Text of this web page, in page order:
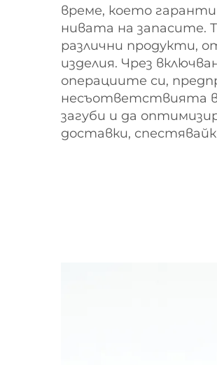
време, което
нивата на запасите.
различни продукти,
изделия. Чрез
операциите си,
несъответствията
загуби и да
доставки,